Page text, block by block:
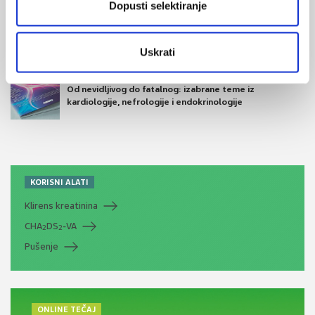
Dopusti selektiranje
Uskrati
Muško zdravlje
Medicus (1/2025)
Od nevidljivog do fatalnog: izabrane teme iz
kardiologije, nefrologije i endokrinologije
KORISNI ALATI
Klirens kreatinina
CHA2DS2-VA
Pušenje
ONLINE TEČAJ